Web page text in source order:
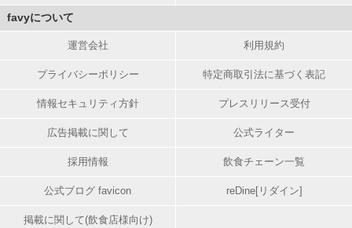
favyについて
運営会社 利用規約
プライバシーポリシー 特定商取引法に基づく表記
情報セキュリティ方針 プレスリリース受付
広告掲載に関して 公式ライター
採用情報 飲食チェーン一覧
公式ブログ favicon reDine[リダイン]
掲載に関して(飲食店様向け)